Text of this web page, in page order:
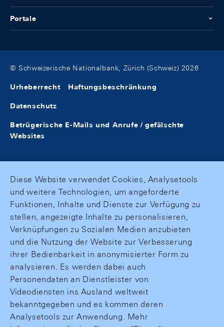
Portale
© Schweizerische Nationalbank, Zürich (Schweiz) 2026
Urheberrecht Haftungsbeschränkung
Datenschutz
Betrügerische E-Mails und Anrufe / gefälschte
Websites
Diese Website verwendet Cookies, Analysetools
und weitere Technologien, um angeforderte
Funktionen, Inhalte und Dienste zur Verfügung zu
stellen, angezeigte Inhalte zu personalisieren,
Verknüpfungen zu Sozialen Medien anzubieten
und die Nutzung der Website zur Verbesserung
ihrer Bedienbarkeit in anonymisierter Form zu
analysieren. Es werden dabei auch
Personendaten an Dienstleister von
Videodiensten ins Ausland weltweit
bekanntgegeben und es kommen deren
Analysetools zur Anwendung. Mehr